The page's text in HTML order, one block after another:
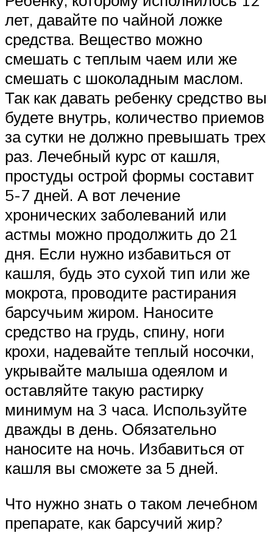
лет, давайте по чайной ложке
средства. Вещество можно
смешать с теплым чаем или же
смешать с шоколадным маслом.
Так как давать ребенку средство вы
будете внутрь, количество приемов
за сутки не должно превышать трех
раз. Лечебный курс от кашля,
простуды острой формы составит
5-7 дней. А вот лечение
хронических заболеваний или
астмы можно продолжить до 21
дня. Если нужно избавиться от
кашля, будь это сухой тип или же
мокрота, проводите растирания
барсучьим жиром. Наносите
средство на грудь, спину, ноги
крохи, надевайте теплый носочки,
укрывайте малыша одеялом и
оставляйте такую растирку
минимум на 3 часа. Используйте
дважды в день. Обязательно
наносите на ночь. Избавиться от
кашля вы сможете за 5 дней.
Что нужно знать о таком лечебном
препарате, как барсучий жир?